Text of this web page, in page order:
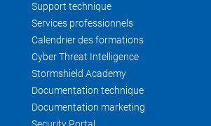
Support technique
Services professionnels
Calendrier des formations
Cyber Threat Intelligence
Stormshield Academy
Documentation technique
Documentation marketing